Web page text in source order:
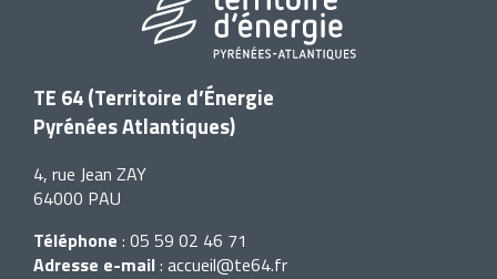
TE 64 (Territoire d’Énergie
Pyrénées Atlantiques)
4, rue Jean ZAY
64000 PAU
Téléphone : 05 59 02 46 71
Adresse e-mail: accueil@te64.fr